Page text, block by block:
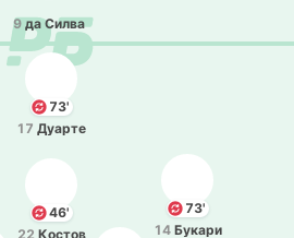
9 да Силва
73'
14 Букари
46'
22 Костов
73'
17 Дуарте